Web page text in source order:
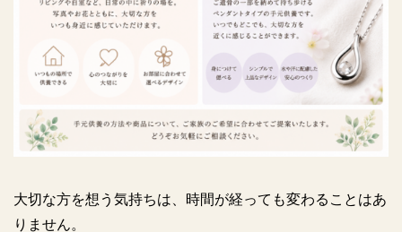
大切な方を想う気持ちは、時間が経っても変わることはあ
りません。